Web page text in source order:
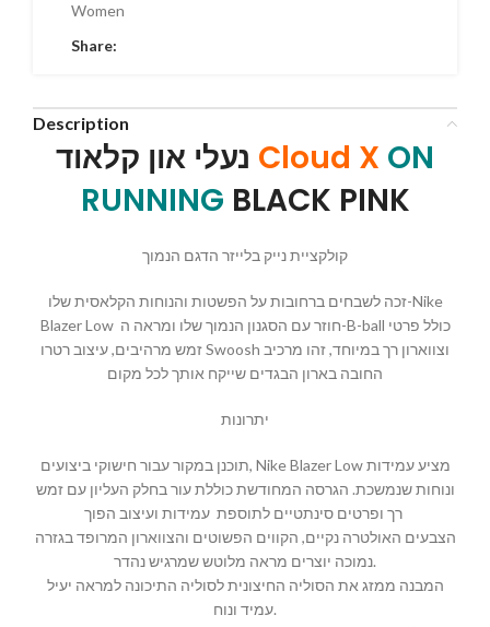
Women
Share:
Description
Cloud X ON
RUNNING BLACK PINK
קולקציית נייק בלייזר הדגם הנמוך
זכה לשבחים ברחובות על הפשטות והנוחות הקלאסית שלו-Nike
Blazer Low חוזר עם הסגנון הנמוך שלו ומראה ה-B-ball כולל פרטי
זמש מרהיבים, עיצוב רטרו Swoosh וצווארון רך במיוחד, זהו מרכיב
החובה בארון הבגדים שייקח אותך לכל מקום
יתרונות
תוכנן במקור עבור חישוקי ביצועים, Nike Blazer Low מציע עמידות
ונוחות שנמשכת. הגרסה המחודשת כוללת עור בחלק העליון עם זמש
הצבעים האולטרה נקיים, הקווים הפשוטים והצווארון המרופד בגזרה
נמוכה יוצרים מראה מלוטש שמרגיש נהדר.
המבנה ממזג את הסוליה החיצונית לסוליה התיכונה למראה יעיל
עמיד ונוח.